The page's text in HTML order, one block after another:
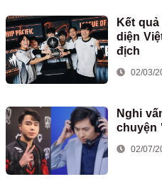
Kết
diện
địch
02/03/
Nghi
chuyện
02/07/